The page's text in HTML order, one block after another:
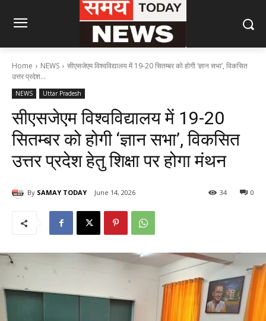
Home NEWS
सीएसजेएम विश्वविद्यालय में 19-20 सितम्बर को होगी ‘ज्ञान सभा’, विकसित
उत्तर प्रदेश...
NEWS Uttar Pradesh
सीएसजेएम विश्वविद्यालय में 19-20
सितम्बर को होगी ‘ज्ञान सभा’, विकसित
उत्तर प्रदेश हेतु शिक्षा पर होगा मंथन
By SAMAY TODAY June 14, 2026 0
34